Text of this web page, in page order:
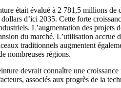
était évalué à 2 781,5 millions
d’ici 2035. Cette forte
L’augmentation des
du marché. L’utilisation
traditionnels augmentent
nombreuses régions.
devrait connaître une
associés aux progrès de la